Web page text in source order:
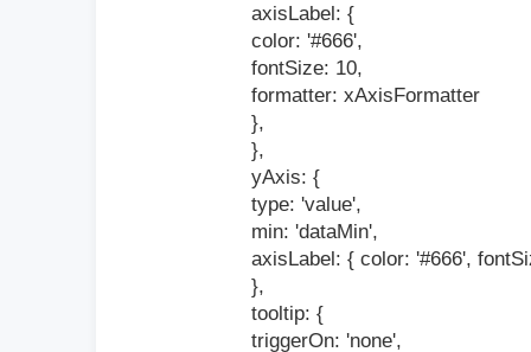
axisLabel: {
color: '#666',
fontSize: 10,
formatter: xAxisFormatter
},
},
yAxis: {
type: 'value',
min: 'dataMin',
axisLabel: { color: '#666',
},
tooltip: {
triggerOn: 'none',